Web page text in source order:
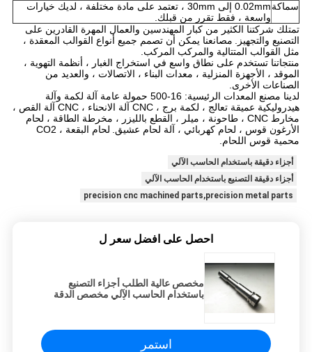
سماكة
0.02mm إلى 30mm ، تعتمد على مادة مختلفة ، لديك خيارات
واسعة ، فقط تقرر من قبلك.
تمتلك شركتنا الكثير من كبار المهندسين والعمال المهرة القادرين على
التصنيع والتجهيز. مصانعنا يمكن أن تصمم جميع أنواع القوالب المعقدة ،
مثل القوالب المتتالية والمركب المركب.
منتجاتنا تستخدم على نطاق واسع في استخراج الغبار ، أنظمة التهوية ،
الموقد ، الأجهزة المنزلية ، معدات البناء ، الاتصالات ، والعديد من
الصناعات الأخرى.
لدينا مصنع المعدات الرئيسية: 16-500 حمولة عامة آلة لكمة وآلة
هيدروليكية عميقة تعالج ، لكمة برج ، CNC آلة الانحناء ، CNC آلة القص ،
مخارط CNC ، طاحونة ، ميلر ، القطع بالليزر ، مخرطة الطاقة ، لحام
الأرغون قوس ، لحام كهربائي ، آلة لحام عشيق.
لحام البقعة ، CO2
محمية قوس اللحام.
أجزاء دقيقة باستخدام الحاسب الآلي
أجزاء دقيقة التصنيع باستخدام الحاسب الآلي
precision cnc machined parts,precision metal parts
احصل على افضل سعر ل
مخصص عالية الطلب أجزاء التصنيع
باستخدام الحاسب الآلي مخصص الدقة
استمر